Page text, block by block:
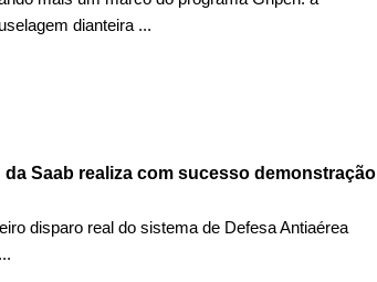
dianteira ...
da Saab realiza com sucesso demonstração
disparo real do sistema de Defesa Antiaérea